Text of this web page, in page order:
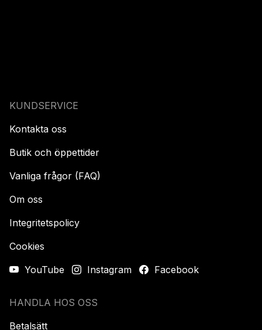
KUNDSERVICE
Kontakta oss
Butik och öppettider
Vanliga frågor (FAQ)
Om oss
Integritetspolicy
Cookies
YouTube
Instagram Facebook
HANDLA HOS OSS
Betalsätt